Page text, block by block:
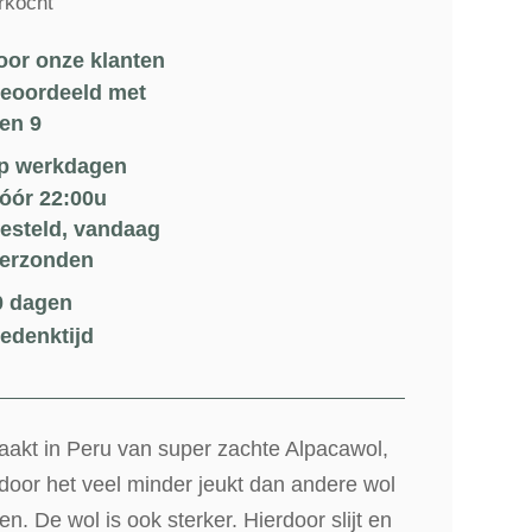
onze klanten
met
9
werkdagen
22:00u
vandaag
dagen
in Peru van super zachte Alpacawol,
het veel minder jeukt dan andere wol
De wol is ook sterker. Hierdoor slijt en